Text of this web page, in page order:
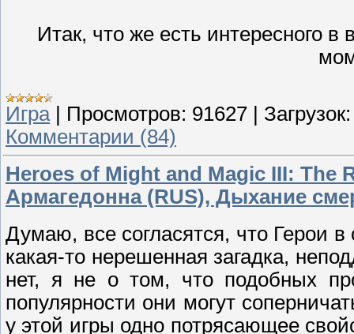
Итак, что же есть интересного
Игра | Просмотров: 91627 | Загрузок:
Комментарии (84)
Heroes of Might and Magic III: The
Армагедонна (RUS), Дыхание
Думаю, все согласятся, что Герои
какая-то нерешенная загадка,
нет, я не о том, что подобных
популярности они могут
у этой игры одно потрясающее